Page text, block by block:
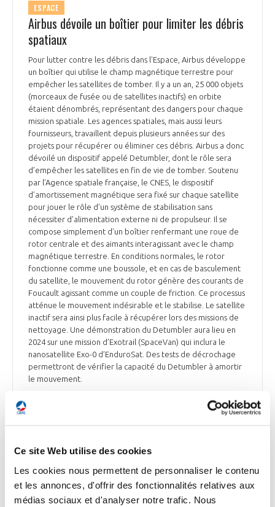
Ce site Web utilise des cookies
Les cookies nous permettent de personnaliser le contenu
et les annonces, d'offrir des fonctionnalités relatives aux
médias sociaux et d'analyser notre trafic. Nous
ESPACE
Airbus dévoile un boîtier pour limiter les débris
spatiaux
Pour lutter contre les débris dans l'Espace, Airbus développe
un boîtier qui utilise le champ magnétique terrestre pour
empêcher les satellites de tomber. Il y a un an, 25 000 objets
(morceaux de fusée ou de satellites inactifs) en orbite
étaient dénombrés, représentant des dangers pour chaque
mission spatiale. Les agences spatiales, mais aussi leurs
fournisseurs, travaillent depuis plusieurs années sur des
projets pour récupérer ou éliminer ces débris. Airbus a donc
dévoilé un dispositif appelé Detumbler, dont le rôle sera
d’empêcher les satellites en fin de vie de tomber. Soutenu
par l’Agence spatiale française, le CNES, le dispositif
d’amortissement magnétique sera fixé sur chaque satellite
pour jouer le rôle d’un système de stabilisation sans
nécessiter d’alimentation externe ni de propulseur. Il se
compose simplement d’un boîtier renfermant une roue de
rotor centrale et des aimants interagissant avec le champ
magnétique terrestre. En conditions normales, le rotor
fonctionne comme une boussole, et en cas de basculement
du satellite, le mouvement du rotor génère des courants de
Foucault agissant comme un couple de friction. Ce processus
atténue le mouvement indésirable et le stabilise. Le satellite
inactif sera ainsi plus facile à récupérer lors des missions de
nettoyage. Une démonstration du Detumbler aura lieu en
2024 sur une mission d’Exotrail (SpaceVan) qui inclura le
nanosatellite Exo-0 d’EnduroSat. Des tests de décrochage
permettront de vérifier la capacité du Detumbler à amortir
le mouvement.
ESPACE
Lancement du Starship : la fusée s’autodétruit
à 140 km d'altitude